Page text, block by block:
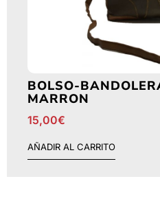
BOLSO-
MARRON
15,00€
AÑADIR AL CARRITO